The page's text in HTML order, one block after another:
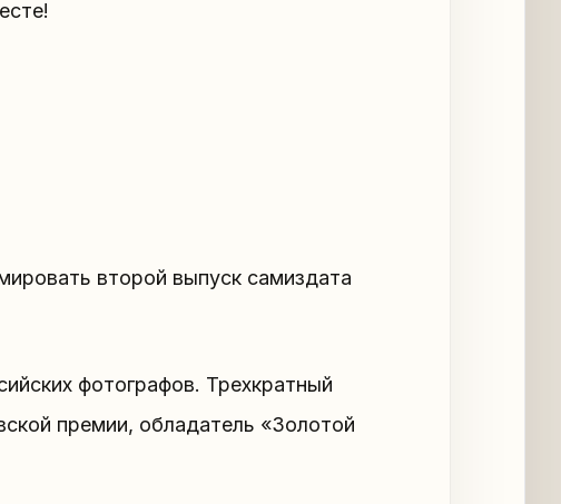
второй выпуск самиздата
фотографов. Трехкратный
премии, обладатель «Золотой